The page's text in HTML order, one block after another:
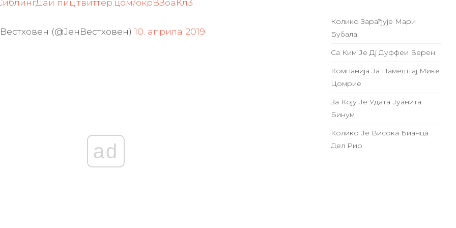
пиц.твиттер.цом/окрВЗоаКл3
(@ЈенВестховен) 10. априла 2019
ad
Колико Зарађује Мари
Бубала
Са Ким Је Дј Дуффеи Верен
Компанија За Намештај Мике
Цомрие
За Коју Је Удата Јуанита
Бинум
Колико Је Висока Бианца
Дел Рио